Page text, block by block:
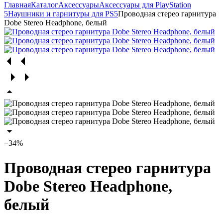
ГлавнаяКаталогАксессуарыАксессуары для PlayStation
5Наушники и гарнитуры для PS5Проводная стерео гарнитура
Dobe Stereo Headphone, белый
−34%
Проводная стерео гарнитура
Dobe Stereo Headphone,
белый